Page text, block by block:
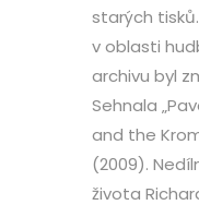
starých
v oblasti
archivu byl
Sehnala
and the
(2009).
života